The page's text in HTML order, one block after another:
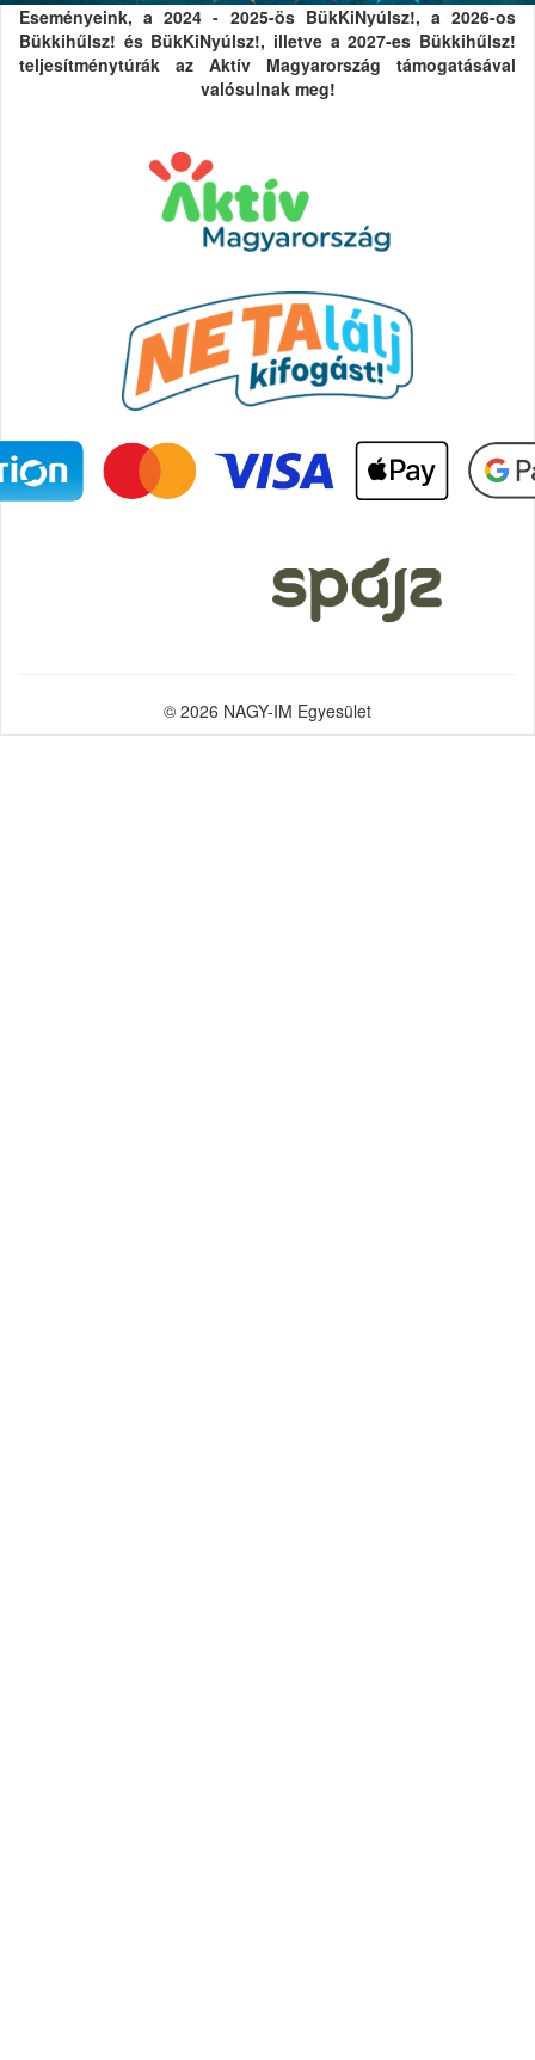
Eseményeink, a 2024 - 2025-ös BükKiNyúlsz!, a 2026-os
Bükkihűlsz! és BükKiNyúlsz!, illetve a 2027-es Bükkihűlsz!
teljesítménytúrák az Aktív Magyarország támogatásával
valósulnak meg!
© 2026 NAGY-IM Egyesület